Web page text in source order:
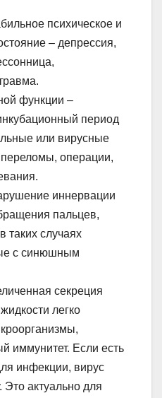
психическое и
– депрессия,
функции –
период
или вирусные
операции,
иннервации
пальцев,
таких случаях
с синюшным
секреция
легко
иммунитет. Если есть
инфекции, вирус
Это актуально для